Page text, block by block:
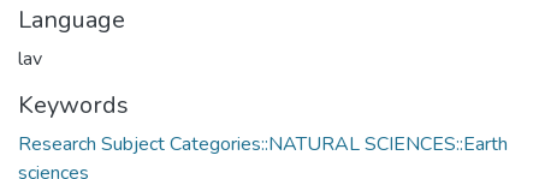
Language
lav
Keywords
Research Subject Categories::NATURAL SCIENCES::Earth
sciences